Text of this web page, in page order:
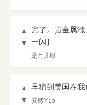
▲
▼
完了。贵金属
一闪]
是月儿呀
▲
▼
早猜到美国在
安然YLp